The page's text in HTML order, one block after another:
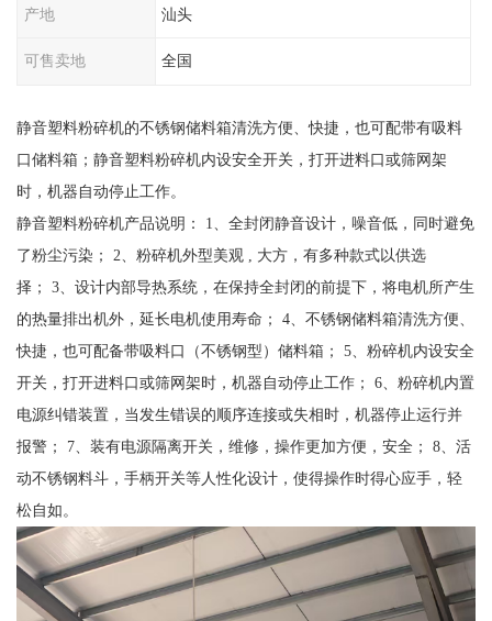
产地 汕头
可售卖地 全国
静音塑料粉碎机的不锈钢储料箱清洗方便、快捷，也可配带有吸料
口储料箱；静音塑料粉碎机内设安全开关，打开进料口或筛网架
时，机器自动停止工作。
静音塑料粉碎机产品说明： 1、全封闭静音设计，噪音低，同时避免
了粉尘污染； 2、粉碎机外型美观 , 大方，有多种款式以供选
择； 3、设计内部导热系统，在保持全封闭的前提下，将电机所产生
的热量排出机外，延长电机使用寿命； 4、不锈钢储料箱清洗方便、
快捷，也可配备带吸料口（不锈钢型）储料箱； 5、粉碎机内设安全
开关，打开进料口或筛网架时，机器自动停止工作； 6、粉碎机内置
电源纠错装置，当发生错误的顺序连接或失相时，机器停止运行并
报警； 7、装有电源隔离开关，维修，操作更加方便，安全； 8、活
动不锈钢料斗，手柄开关等人性化设计，使得操作时得心应手，轻
松自如。